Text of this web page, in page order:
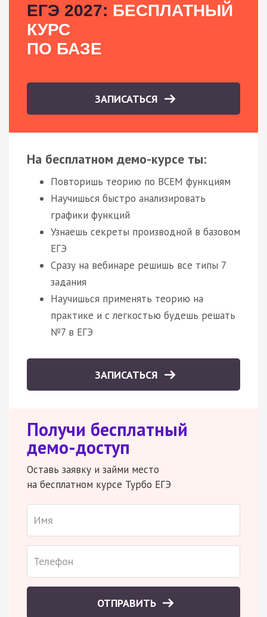
ЕГЭ 2027: БЕСПЛАТНЫЙ
КУРС
ПО БАЗЕ
ЗАПИСАТЬСЯ
На бесплатном демо-курсе ты:
Повторишь теорию по ВСЕМ функциям
Научишься быстро анализировать
графики функций
Узнаешь секреты производной в базовом
ЕГЭ
Сразу на вебинаре решишь все типы 7
задания
Научишься применять теорию на
практике и с легкостью будешь решать
№7 в ЕГЭ
ЗАПИСАТЬСЯ
Получи бесплатный
демо-доступ
Оставь заявку и займи место
на бесплатном курсе Турбо ЕГЭ
ОТПРАВИТЬ